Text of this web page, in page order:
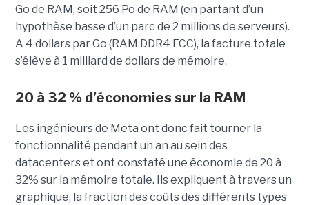
Go de RAM, soit 256 Po de RAM (en partant d’un
hypothèse basse d’un parc de 2 millions de serveurs).
A 4 dollars par Go (RAM DDR4 ECC), la facture totale
s’élève à 1 milliard de dollars de mémoire.
20 à 32 % d’économies sur la RAM
Les ingénieurs de Meta ont donc fait tourner la
fonctionnalité pendant un an au sein des
datacenters et ont constaté une économie de 20 à
32% sur la mémoire totale. Ils expliquent à travers un
graphique, la fraction des coûts des différents types